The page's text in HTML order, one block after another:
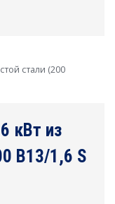
стали (200
кВт из
В13/1,6 S